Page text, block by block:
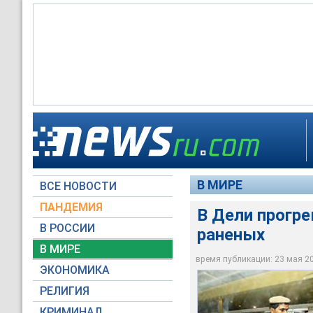
ВСЕ НОВОСТИ
ПАНДЕМИЯ
В РОССИИ
В МИРЕ
ЭКОНОМИКА
РЕЛИГИЯ
В МИРЕ
В Дели
раненых
время публикации: 23 мая
В воскресенье в
ранения получили
скончался в
кинотеатре
AP Photo/Sebastian
Первый взрыв
по местному
находилось в
AFP
Второй взрыв
расположенном
AFP
В обоих
премьерные
организаций,
сикхов
AP Photo/Sebastian